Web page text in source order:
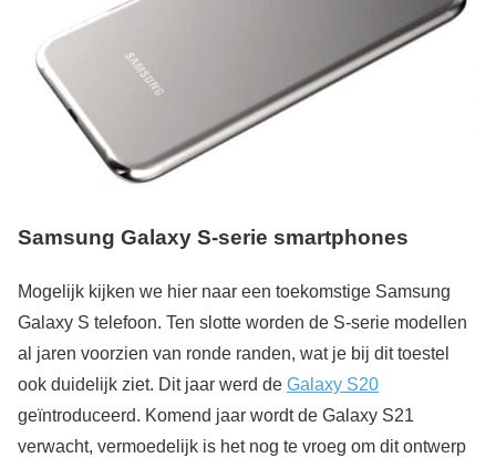
Samsung Galaxy S-serie smartphones
Mogelijk kijken we hier naar een toekomstige Samsung
Galaxy S telefoon. Ten slotte worden de S-serie modellen
al jaren voorzien van ronde randen, wat je bij dit toestel
ook duidelijk ziet. Dit jaar werd de Galaxy S20
geïntroduceerd. Komend jaar wordt de Galaxy S21
verwacht, vermoedelijk is het nog te vroeg om dit ontwerp